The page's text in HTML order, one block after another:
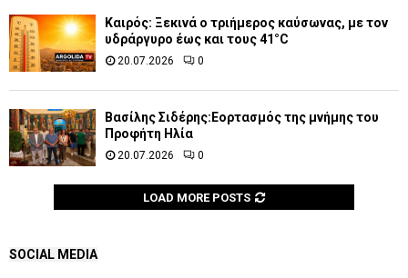
Καιρός: Ξεκινά ο τριήμερος καύσωνας, με τον
υδράργυρο έως και τους 41°C
20.07.2026 0
Βασίλης Σιδέρης:Εορτασμός της μνήμης του
Προφήτη Ηλία
20.07.2026 0
LOAD MORE POSTS
SOCIAL MEDIA